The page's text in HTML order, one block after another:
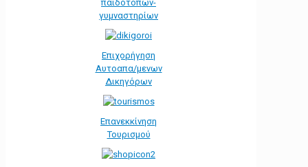
παιδότοπων-
γυμναστηρίων
Επιχορήγηση
Αυτοαπα/μενων
Δικηγόρων
Επανεκκίνηση
Τουρισμού